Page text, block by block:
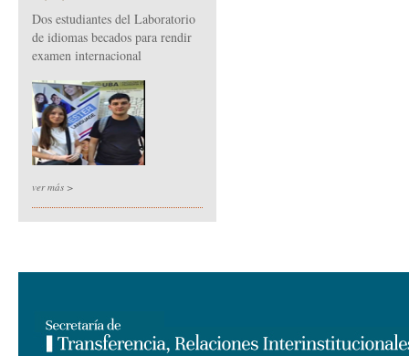
Dos estudiantes del Laboratorio
de idiomas becados para rendir
examen internacional
ver más >